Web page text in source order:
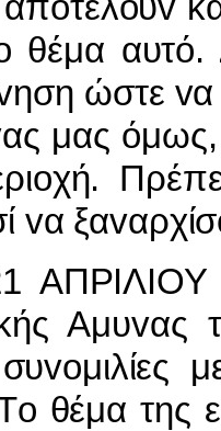
θέμα αυτό.
ώστε vα
μας όμως,
vα
1998,
θέμα